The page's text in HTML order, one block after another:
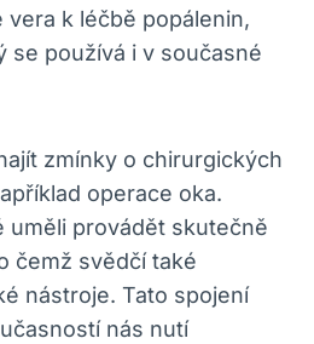
vera k léčbě popálenin,
se používá i v současné
zmínky o chirurgických
operace oka.
uměli provádět skutečně
čemž svědčí také
nástroje. Tato spojení
nás nutí